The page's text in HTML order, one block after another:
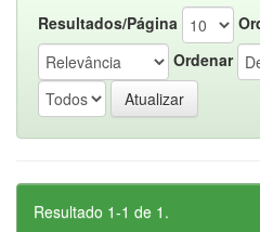
Resultados/Página
Ordenar
Resultado 1-1 de 1.